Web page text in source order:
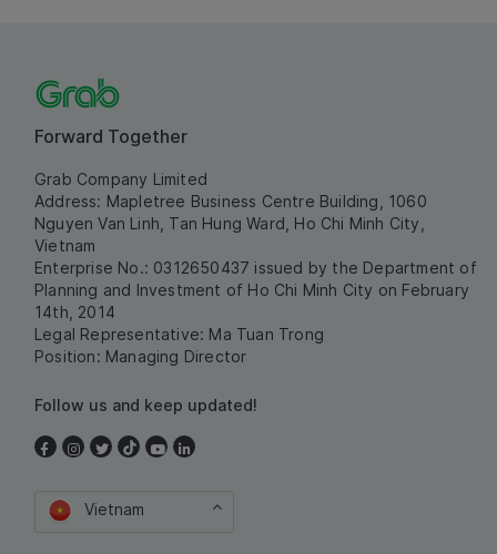
Forward Together
Grab Company Limited
Address: Mapletree Business Centre Building, 1060
Nguyen Van Linh, Tan Hung Ward, Ho Chi Minh City,
Vietnam
Enterprise No.: 0312650437 issued by the Department of
Planning and Investment of Ho Chi Minh City on February
14th, 2014
Legal Representative: Ma Tuan Trong
Position: Managing Director
Follow us and keep updated!
Vietnam